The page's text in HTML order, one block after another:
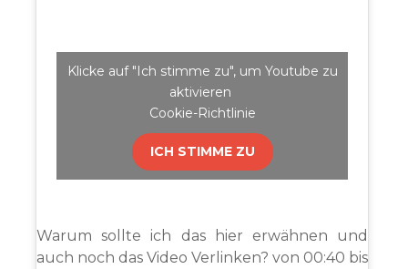
Warum sollte ich das hier erwähnen und
auch noch das Video Verlinken? von 00:40 bis
Klicke auf "Ich stimme zu", um Youtube zu
aktivieren
Cookie-Richtlinie
ICH STIMME ZU